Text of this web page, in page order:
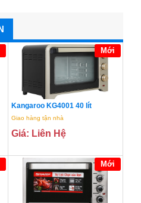
Mới
Kangaroo KG4001 40 lít
Giao hàng tận nhà
Giá: Liên Hệ
Mới